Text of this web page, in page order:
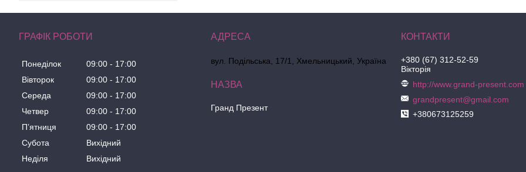
ГРАФІК РОБОТИ
Понеділок 09:00
17:00
Вівторок
09:00
17:00
Середа
09:00
17:00
Четвер
09:00
17:00
Пʼятниця
09:00
17:00
Субота
Вихідний
Неділя
Вихідний
вул. Подільська, 17/1, Хмельницький, Україна
Гранд Презент
+380 (67) 312-52-59
Вікторія
http://www.grand-present.com
grandpresent@gmail.com
+380673125259